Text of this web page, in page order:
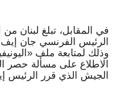
في المقابل، تبلغ لبنان
الرئيس الفرنسي جان إيف
وذلك لمتابعة ملف
الاطلاع على مسألة حصر
الجيش الذي قرر الرئيس